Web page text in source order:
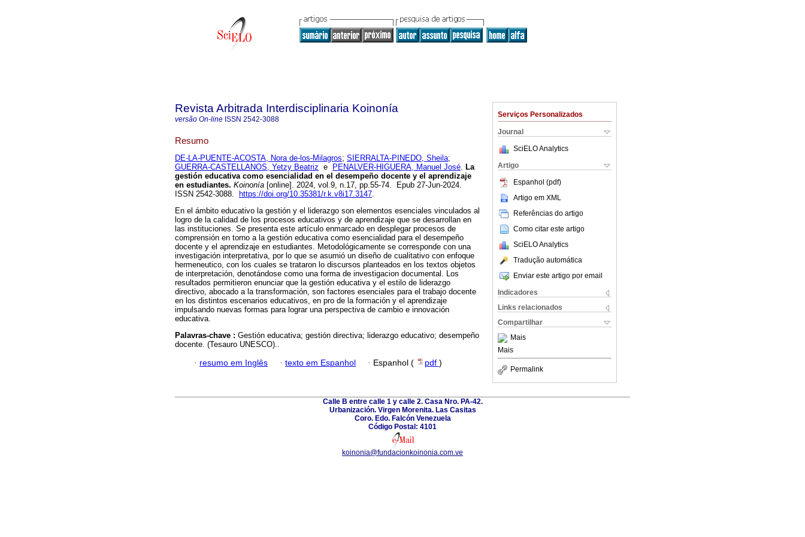
Serviços Personalizados
Journal
SciELO Analytics
Artigo
Espanhol (pdf)
Artigo em XML
Referências do artigo
Como citar este artigo
SciELO Analytics
Tradução automática
Enviar este artigo por email
Indicadores
Links relacionados
Compartilhar
Mais
Mais
Permalink
Revista Arbitrada Interdisciplinaria Koinonía
versão On-line ISSN 2542-3088
Resumo
DE-LA-PUENTE-ACOSTA, Nora de-los-Milagros; SIERRALTA-PINEDO, Sheila;
GUERRA-CASTELLANOS, Yetzy Beatriz e PENALVER-HIGUERA, Manuel José. La
gestión educativa como esencialidad en el desempeño docente y el aprendizaje
en estudiantes. Koinonía [online]. 2024, vol.9, n.17, pp.55-74. Epub 27-Jun-2024.
ISSN 2542-3088.
https://doi.org/10.35381/r.k.v8i17.3147.
En el ámbito educativo la gestión y el liderazgo son elementos esenciales vinculados al
logro de la calidad de los procesos educativos y de aprendizaje que se desarrollan en
las instituciones. Se presenta este artículo enmarcado en desplegar procesos de
comprensión en torno a la gestión educativa como esencialidad para el desempeño
docente y el aprendizaje en estudiantes. Metodológicamente se corresponde con una
investigación interpretativa, por lo que se asumió un diseño de cualitativo con enfoque
hermeneutico, con los cuales se trataron lo discursos planteados en los textos objetos
de interpretación, denotándose como una forma de investigacion documental. Los
resultados permitieron enunciar que la gestión educativa y el estilo de liderazgo
directivo, abocado a la transformación, son factores esenciales para el trabajo docente
en los distintos escenarios educativos, en pro de la formación y el aprendizaje
impulsando nuevas formas para lograr una perspectiva de cambio e innovación
educativa.
Palavras-chave : Gestión educativa; gestión directiva; liderazgo educativo; desempeño
docente. (Tesauro UNESCO)..
· resumo em Inglês · texto em Espanhol · Espanhol ( pdf )
Calle B entre calle 1 y calle 2. Casa Nro. PA-42.
Urbanización. Virgen Morenita. Las Casitas
Coro. Edo. Falcón Venezuela
Código Postal: 4101
koinonia@fundacionkoinonia.com.ve